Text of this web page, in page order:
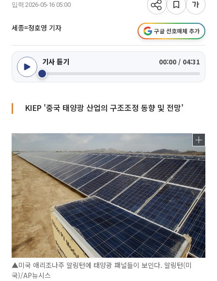
입력 2026-05-16 05:00
세종=정호영 기자 구글 선호매체 추가
기사 듣기 00:00 / 04:31
KIEP '중국 태양광 산업의 구조조정 동향 및 전망'
▲미국 애리조나주 알링턴에 태양광 패널들이 보인다. 알링턴(미
국)/AP뉴시스